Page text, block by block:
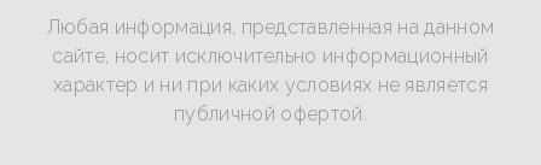
Любая информация, представленная на данном
сайте, носит исключительно информационный
характер и ни при каких условиях не является
публичной офертой.